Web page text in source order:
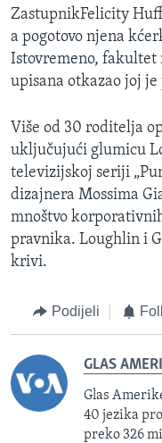
ZastupnikFelicity
a pogotovo njena
Istovremeno, fakultet
upisana otkazao joj
Više od 30 roditelja
uključujući glumicu
televizijskoj seriji
dizajnera Mossima
mnoštvo
pravnika. Loughlin​ i
krivi.
Podijeli
GLAS
Glas
40 jezika
preko 326